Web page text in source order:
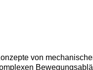
von